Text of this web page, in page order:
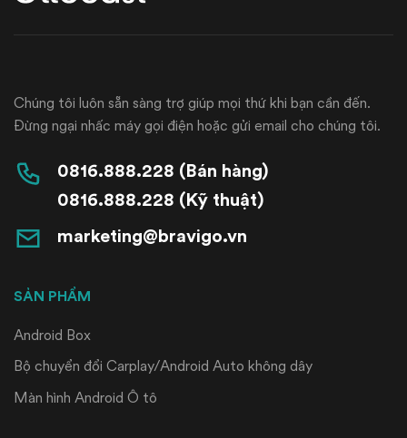
Chúng tôi luôn sẵn sàng trợ giúp mọi thứ khi bạn cần đến.
Đừng ngại nhấc máy gọi điện hoặc gửi email cho chúng tôi.
0816.888.228 (Bán hàng)
0816.888.228 (Kỹ thuật)
marketing@bravigo.vn
SẢN PHẨM
Android Box
Bộ chuyển đổi Carplay/Android Auto không dây
Màn hình Android Ô tô